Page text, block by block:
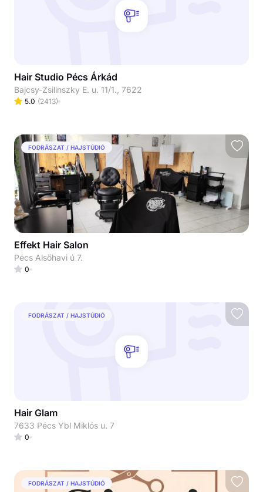
Hair Studio Pécs Árkád
Bajcsy-Zsilinszky E. u. 11/1., 7622
5.0 (2413)
FODRÁSZAT / HAJSTÚDIÓ
Effekt Hair Salon
Pécs Alsőhavi ú 7.
0
FODRÁSZAT / HAJSTÚDIÓ
Hair Glam
7633 Pécs Ybl Miklós u. 7
0
FODRÁSZAT / HAJSTÚDIÓ